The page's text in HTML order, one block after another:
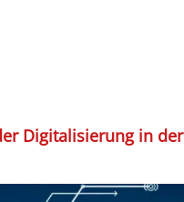
Digitalisierung in der